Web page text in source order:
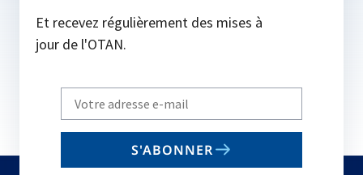
Et recevez régulièrement des mises à
jour de l'OTAN.
Write
your
email
S'ABONNER